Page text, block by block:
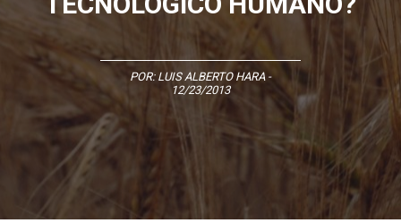
POR: LUIS ALBERTO HARA-
12/23/2013